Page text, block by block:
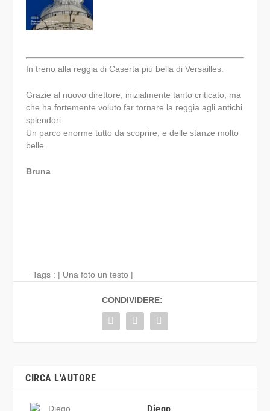
In treno alla reggia di Caserta più bella di Versailles.
Grazie al nuovo direttore, inizialmente tanto criticato, ma
che ha fortemente voluto far tornare la reggia agli antichi
splendori.
Un parco enorme tutto da scoprire, e delle stanze molto
belle.
Bruna
Tags : | Una foto un testo |
CONDIVIDERE:
CIRCA L'AUTORE